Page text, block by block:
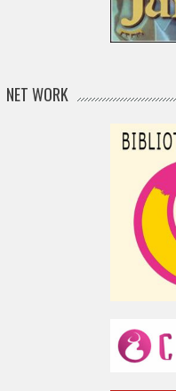
NET WORK